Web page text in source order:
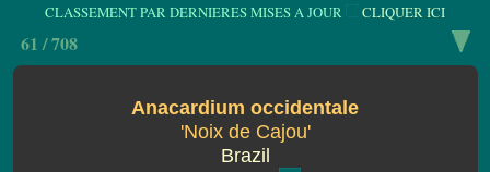
CLASSEMENT PAR DERNIERES MISES A JOUR CLIQUER ICI
61 / 708
Anacardium occidentale
'Noix de Cajou'
Brazil